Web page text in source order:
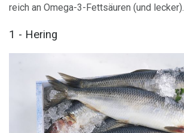
reich an Omega-3-Fettsäuren (und lecker).
1 - Hering